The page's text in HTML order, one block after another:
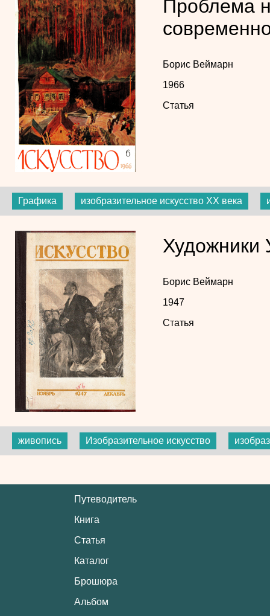
Проблема
Борис Веймарн
1966
Статья
Графика изобразительное искусство ХХ века
Художники
Борис Веймарн
1947
Статья
живопись Изобразительное искусство
Путеводитель
Книга
Статья
Каталог
Брошюра
Альбом